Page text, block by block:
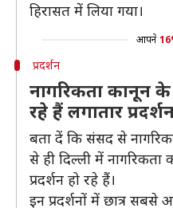
हिरासत में लिया गया।
आपने
प्रदर्शन
नागरिकता कानून
रहे हैं लगातार
बता दें कि संसद से
से ही दिल्ली में
प्रदर्शन हो रहे हैं।
इन प्रदर्शनों में छात्र